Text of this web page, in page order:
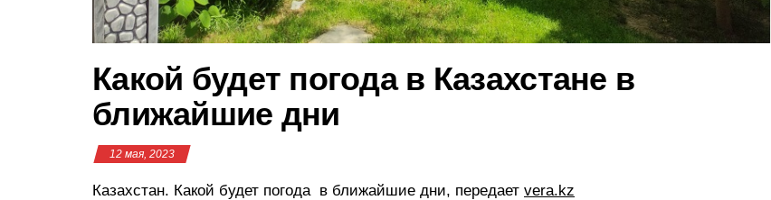
Какой будет погода в Казахстане в
ближайшие дни
12 мая, 2023
Казахстан. Какой будет погода в ближайшие дни, передает vera.kz